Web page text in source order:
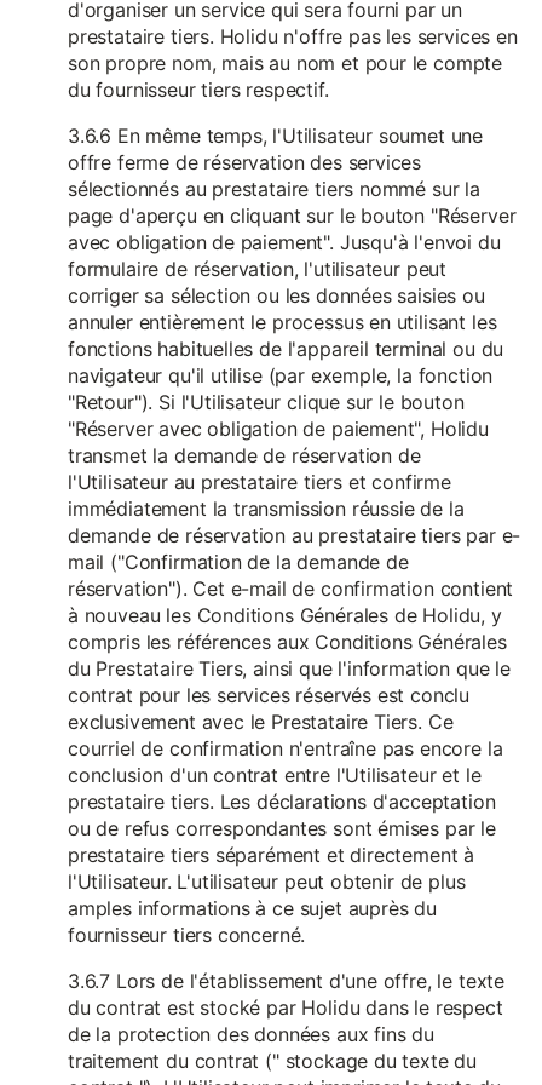
d'organiser un service qui sera fourni par un
prestataire tiers. Holidu n'offre pas les services en
son propre nom, mais au nom et pour le compte
du fournisseur tiers respectif.
3.6.6 En même temps, l'Utilisateur soumet une
offre ferme de réservation des services
sélectionnés au prestataire tiers nommé sur la
page d'aperçu en cliquant sur le bouton "Réserver
avec obligation de paiement". Jusqu'à l'envoi du
formulaire de réservation, l'utilisateur peut
corriger sa sélection ou les données saisies ou
annuler entièrement le processus en utilisant les
fonctions habituelles de l'appareil terminal ou du
navigateur qu'il utilise (par exemple, la fonction
"Retour"). Si l'Utilisateur clique sur le bouton
"Réserver avec obligation de paiement", Holidu
transmet la demande de réservation de
l'Utilisateur au prestataire tiers et confirme
immédiatement la transmission réussie de la
demande de réservation au prestataire tiers par e-
mail ("Confirmation de la demande de
réservation"). Cet e-mail de confirmation contient
à nouveau les Conditions Générales de Holidu, y
compris les références aux Conditions Générales
du Prestataire Tiers, ainsi que l'information que le
contrat pour les services réservés est conclu
exclusivement avec le Prestataire Tiers. Ce
courriel de confirmation n'entraîne pas encore la
conclusion d'un contrat entre l'Utilisateur et le
prestataire tiers. Les déclarations d'acceptation
ou de refus correspondantes sont émises par le
prestataire tiers séparément et directement à
l'Utilisateur. L'utilisateur peut obtenir de plus
amples informations à ce sujet auprès du
fournisseur tiers concerné.
3.6.7 Lors de l'établissement d'une offre, le texte
du contrat est stocké par Holidu dans le respect
de la protection des données aux fins du
traitement du contrat (" stockage du texte du